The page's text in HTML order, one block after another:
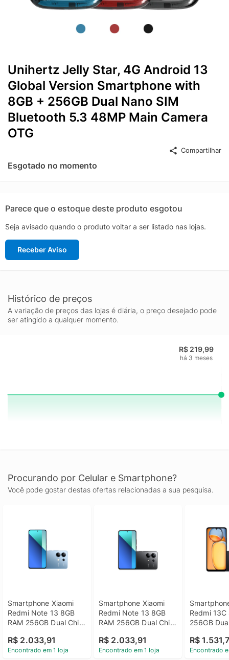
Unihertz Jelly Star, 4G Android 13
Global Version Smartphone with
8GB + 256GB Dual Nano SIM
Bluetooth 5.3 48MP Main Camera
OTG
Compartilhar
Esgotado no momento
Parece que o estoque deste produto esgotou
Seja avisado quando o produto voltar a ser listado nas lojas.
Receber Aviso
Histórico de preços
A variação de preços das lojas é diária, o preço desejado pode
ser atingido a qualquer momento.
R$ 219,99
há 3 meses
Procurando por Celular e Smartphone?
Você pode gostar destas ofertas relacionadas a sua pesquisa.
Smartphone Xiaomi
Redmi Note 13 8GB
RAM 256GB Dual Chip
16MP/108MP Tela 6.7
FHD - Azul
R$ 2.033,91
Encontrado em 1 loja
Smartphone Xiaomi
Redmi Note 13 8GB
RAM 256GB Dual Chip
16MP/108MP Tela 6.7
FHD - Preto
R$ 2.033,91
Encontrado em 1 loja
Redmi 13C
256GB
Tela 6.7 -
R$
Encontrado